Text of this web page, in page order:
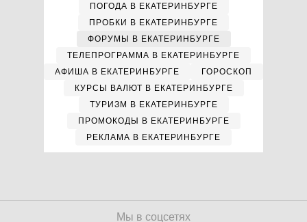
ПОГОДА В ЕКАТЕРИНБУРГЕ
ПРОБКИ В ЕКАТЕРИНБУРГЕ
ФОРУМЫ В ЕКАТЕРИНБУРГЕ
ТЕЛЕПРОГРАММА В ЕКАТЕРИНБУРГЕ
АФИША В ЕКАТЕРИНБУРГЕ
ГОРОСКОП
КУРСЫ ВАЛЮТ В ЕКАТЕРИНБУРГЕ
ТУРИЗМ В ЕКАТЕРИНБУРГЕ
ПРОМОКОДЫ В ЕКАТЕРИНБУРГЕ
РЕКЛАМА В ЕКАТЕРИНБУРГЕ
Мы в соцсетях